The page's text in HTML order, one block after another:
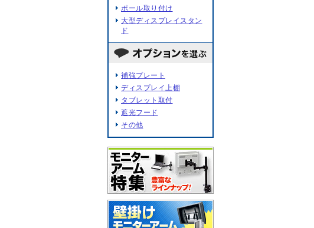
ポール取り付け
大型ディスプレイスタン
ド
補強プレート
ディスプレイ上棚
タブレット取付
遮光フード
その他